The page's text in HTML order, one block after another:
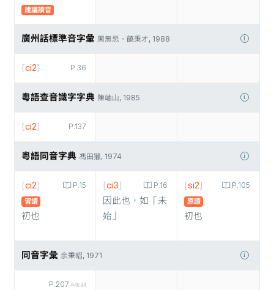
建議讀音
廣州話標準音字彙 周無忌、饒秉才, 1988
P.36
[ci2]
粵語查音識字字典 陳岫山, 1985
P.137
[ci2]
粵語同音字典 馮田獵, 1974
P.15
[ci2]
習讀
初也
P.16
[ci3]
因此也，如「未
始」
P.105
[si2]
原讀
初也
同音字彙 余秉昭, 1971
P.207 #4894